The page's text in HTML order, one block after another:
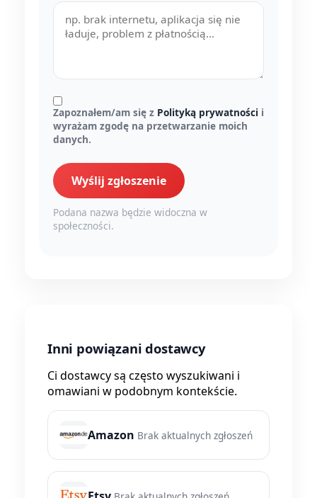
Zapoznałem/am się z Polityką prywatności i
wyrażam zgodę na przetwarzanie moich
danych.
Wyślij zgłoszenie
Podana nazwa będzie widoczna w
społeczności.
Inni powiązani dostawcy
Ci dostawcy są często wyszukiwani i
omawiani w podobnym kontekście.
Amazon Brak aktualnych zgłoszeń